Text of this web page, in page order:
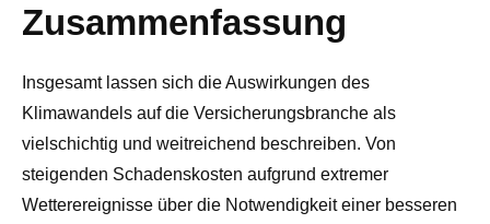
Zusammenfassung
Insgesamt lassen ‍sich die ⁢Auswirkungen des
Klimawandels auf ⁤die Versicherungsbranche ​als
vielschichtig und weitreichend beschreiben. ⁤Von
steigenden Schadenskosten aufgrund extremer
Wetterereignisse über die ⁤Notwendigkeit einer ​besseren